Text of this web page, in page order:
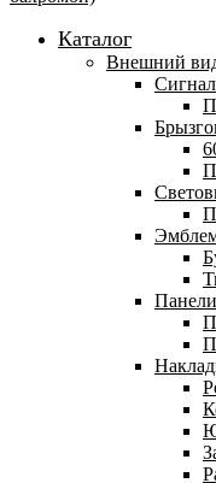
Каталог
Внешний